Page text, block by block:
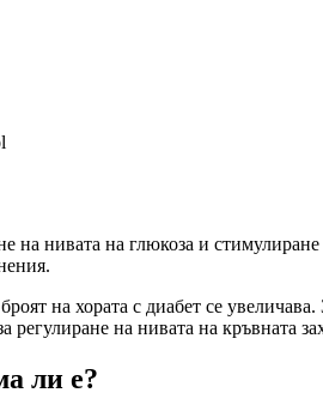
на нивата на глюкоза и
на хората с диабет се
регулиране на нивата на кръвната
ли е?